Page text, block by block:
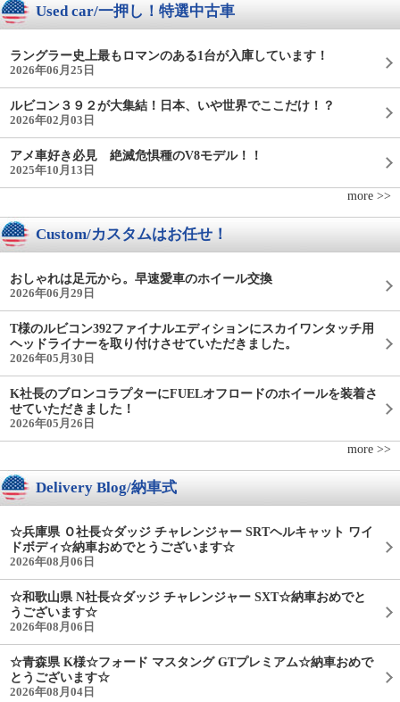
Used car/一押し！特選中古車
ラングラー史上最もロマンのある1台が入庫しています！
2026年06月25日
ルビコン３９２が大集結！日本、いや世界でここだけ！？
2026年02月03日
アメ車好き必見 絶滅危惧種のV8モデル！！
2025年10月13日
more >>
Custom/カスタムはお任せ！
おしゃれは足元から。早速愛車のホイール交換
2026年06月29日
T様のルビコン392ファイナルエディションにスカイワンタッチ用
ヘッドライナーを取り付けさせていただきました。
2026年05月30日
K社長のブロンコラプターにFUELオフロードのホイールを装着さ
せていただきました！
2026年05月26日
more >>
Delivery Blog/納車式
☆兵庫県 Ｏ社長☆ダッジ チャレンジャー SRTヘルキャット ワイ
ドボディ☆納車おめでとうございます☆
2026年08月06日
☆和歌山県 N社長☆ダッジ チャレンジャー SXT☆納車おめでと
うございます☆
2026年08月06日
☆青森県 K様☆フォード マスタング GTプレミアム☆納車おめで
とうございます☆
2026年08月04日